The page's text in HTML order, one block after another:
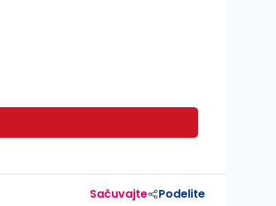
Sačuvajte Podelite